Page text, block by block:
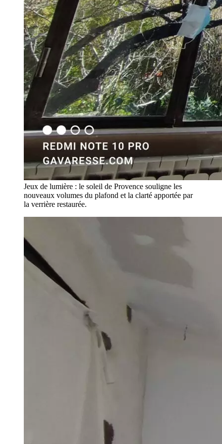
Jeux de lumière : le soleil de Provence souligne les
nouveaux volumes du plafond et la clarté apportée par
la verrière restaurée.